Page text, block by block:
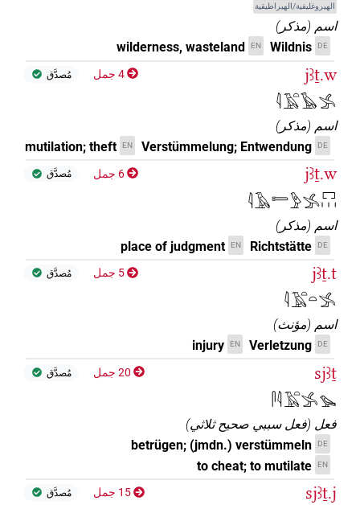
الهيروغليفية/الهيراطيقية
اسم (مذكر)
DE
Wildnis
EN
wilderness, wasteland
jꜣṯ.w
𓇋𓄿𓏏𓅂𓂿
4 جمل مُصدَّق
اسم (مذكر)
DE
Verstümmelung; Entwendung
EN
mutilation; theft
jꜣṯ.w
𓇋𓄿𓍿𓅱𓂿𓉐𓏥
6 جمل مُصدَّق
اسم (مذكر)
DE
Richtstätte
EN
place of judgment
jꜣṯ.t
𓇋𓄿𓏏𓏏𓂿
5 جمل مُصدَّق
اسم (مؤنث)
DE
Verletzung
EN
injury
sjꜣṯ
𓋴𓇋𓄿𓏏𓂿𓅪
20 جمل مُصدَّق
فعل (فعل سببي صحيح ثلاثي)
DE
betrügen; (jmdn.) verstümmeln
EN
to cheat; to mutilate
sjꜣṯ.j
15 جمل مُصدَّق